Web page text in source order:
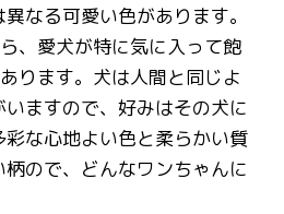
なる可愛い色があります。
、愛犬が特に気に入って飽
ります。犬は人間と同じよ
ますので、好みはその犬に
な心地よい色と柔らかい質
ので、どんなワンちゃんに